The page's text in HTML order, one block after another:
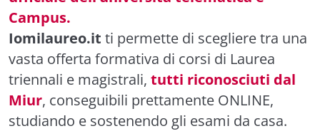
Campus.
Iomilaureo.it ti permette di scegliere tra una
vasta offerta formativa di corsi di Laurea
triennali e magistrali, tutti riconosciuti dal
Miur, conseguibili prettamente ONLINE,
studiando e sostenendo gli esami da casa.